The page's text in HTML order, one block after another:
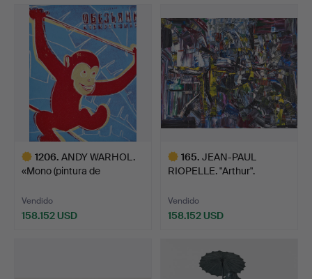
seleccionado
seleccionado
1206. ANDY WARHOL.
«Mono (pintura de
Vendido
158.152 USD
165. JEAN-PAUL
RIOPELLE. "Arthur".
Vendido
158.152 USD
seleccionado